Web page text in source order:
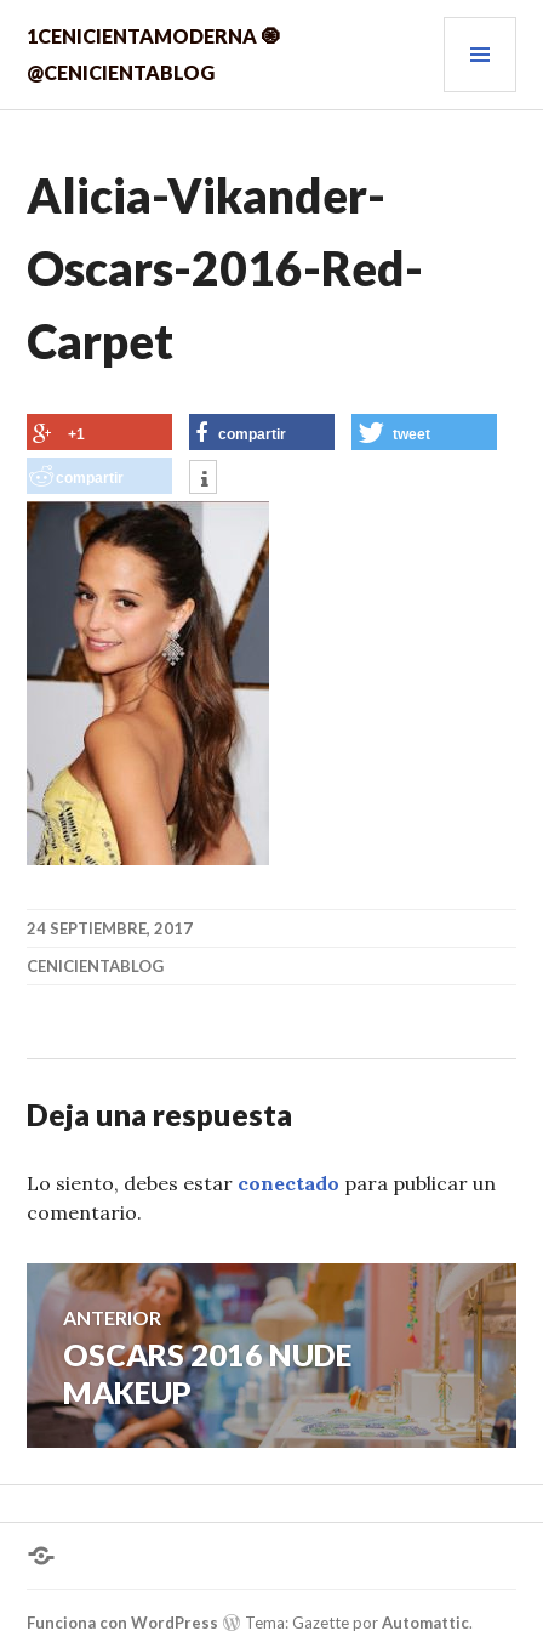
contenido.
1CENICIENTAMODERNA 🧿
@CENICIENTABLOG
Alicia-Vikander-
Oscars-2016-Red-
Carpet
+1 compartir tweet
compartir
24 SEPTIEMBRE, 2017
CENICIENTABLOG
Deja una respuesta
Lo siento, debes estar conectado para publicar un
comentario.
Navegación
de
entradas
ANTERIOR
Entrada
anterior:
OSCARS 2016 NUDE
MAKEUP
Funciona con WordPress Tema: Gazette porAutomattic.